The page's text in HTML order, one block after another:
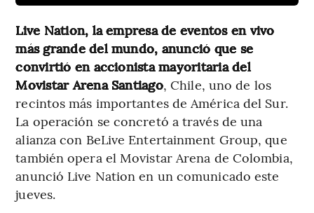
Live Nation, la empresa de eventos en vivo
más grande del mundo, anunció que se
convirtió en accionista mayoritaria del
Movistar Arena Santiago, Chile, uno de los
recintos más importantes de América del Sur.
La operación se concretó a través de una
alianza con BeLive Entertainment Group, que
también opera el Movistar Arena de Colombia,
anunció Live Nation en un comunicado este
jueves.